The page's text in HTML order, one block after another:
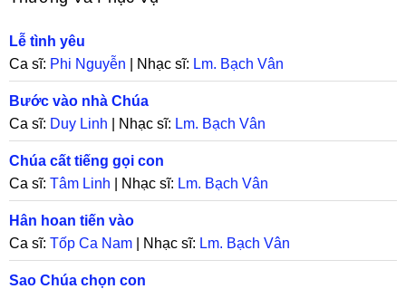
Lễ tình yêu
Ca sĩ: Phi Nguyễn | Nhạc sĩ: Lm. Bạch Vân
Bước vào nhà Chúa
Ca sĩ: Duy Linh | Nhạc sĩ: Lm. Bạch Vân
Chúa cất tiếng gọi con
Ca sĩ: Tâm Linh | Nhạc sĩ: Lm. Bạch Vân
Hân hoan tiến vào
Ca sĩ: Tốp Ca Nam | Nhạc sĩ: Lm. Bạch Vân
Sao Chúa chọn con